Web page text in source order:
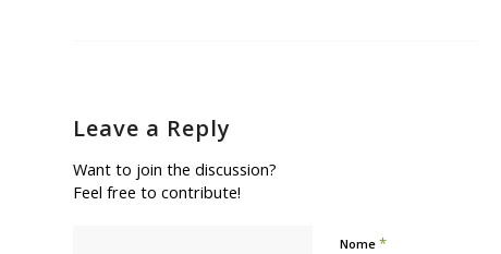
Leave a Reply
Want to join the discussion?
Feel free to contribute!
Nome *